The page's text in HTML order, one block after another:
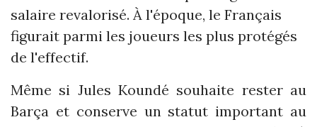
salaire revalorisé. À l'époque, le Français
figurait parmi les joueurs les plus protégés
de l'effectif.
Même si Jules Koundé souhaite rester au
Barça et conserve un statut important au